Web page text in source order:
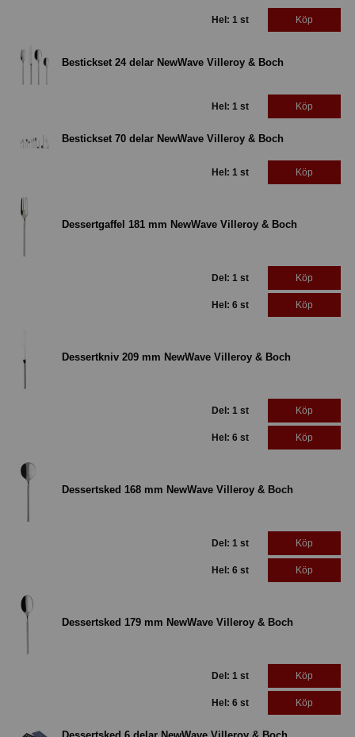
Hel: 1 st Köp
Bestickset 24 delar NewWave Villeroy & Boch
Hel: 1 st Köp
Bestickset 70 delar NewWave Villeroy & Boch
Hel: 1 st Köp
Dessertgaffel 181 mm NewWave Villeroy & Boch
Del: 1 st Köp
Hel: 6 st Köp
Dessertkniv 209 mm NewWave Villeroy & Boch
Del: 1 st Köp
Hel: 6 st Köp
Dessertsked 168 mm NewWave Villeroy & Boch
Del: 1 st Köp
Hel: 6 st Köp
Dessertsked 179 mm NewWave Villeroy & Boch
Del: 1 st Köp
Hel: 6 st Köp